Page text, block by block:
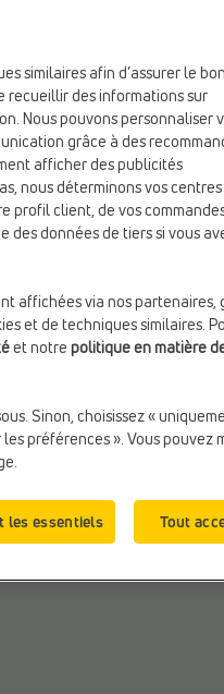
BASSES
€ 75,99
similaires afin d’assurer le bon
recueillir des informations sur
Nous pouvons personnaliser
grâce à des
afficher des publicités
nous déterminons vos centres
profil client, de vos
des données de tiers si vous
affichées via nos partenaires,
et de techniques similaires.
et notre politique en matière
Sinon, choisissez «
préférences ». Vous pouvez
les essentiels Tout